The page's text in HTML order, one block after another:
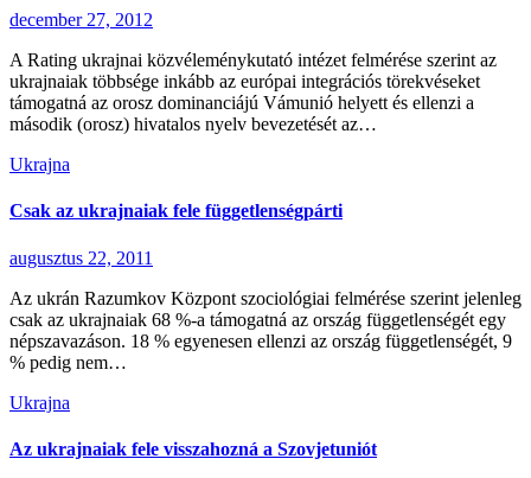
december 27, 2012
A Rating ukrajnai közvéleménykutató intézet felmérése szerint az
ukrajnaiak többsége inkább az európai integrációs törekvéseket
támogatná az orosz dominanciájú Vámunió helyett és ellenzi a
második (orosz) hivatalos nyelv bevezetését az…
Ukrajna
Csak az ukrajnaiak fele függetlenségpárti
augusztus 22, 2011
Az ukrán Razumkov Központ szociológiai felmérése szerint jelenleg
csak az ukrajnaiak 68 %-a támogatná az ország függetlenségét egy
népszavazáson. 18 % egyenesen ellenzi az ország függetlenségét, 9
% pedig nem…
Ukrajna
Az ukrajnaiak fele visszahozná a Szovjetuniót